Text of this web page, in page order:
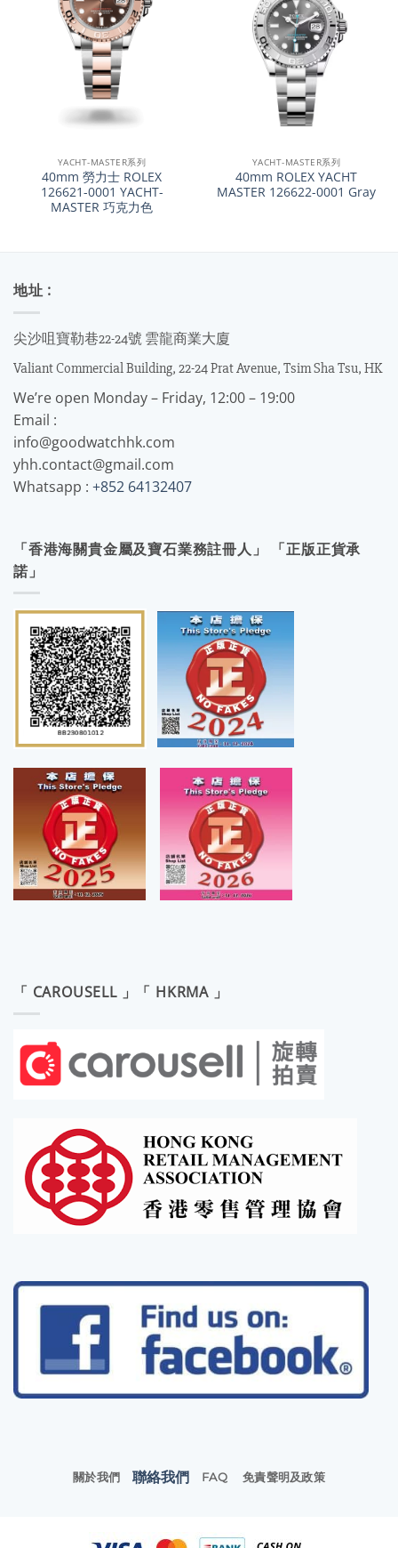
YACHT-MASTER系列
40mm 勞力士 ROLEX
126621-0001 YACHT-
MASTER 巧克力色
YACHT-MASTER系列
40mm ROLEX YACHT
MASTER 126622-0001 Gray
地址 :
尖沙咀寶勒巷22-24號 雲龍商業大廈
Valiant Commercial Building, 22-24 Prat Avenue, Tsim Sha Tsu, HK
We’re open Monday – Friday, 12:00 – 19:00
Email :
info@goodwatchhk.com
yhh.contact@gmail.com
Whatsapp : +852 64132407
「香港海關貴金屬及寶石業務註冊人」 「正版正貨承
諾」
「 CAROUSELL 」「 HKRMA 」
關於我們 聯絡我們 FAQ 免責聲明及政策